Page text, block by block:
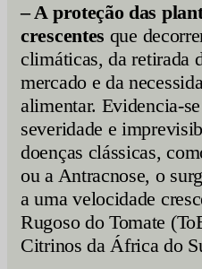
– A proteção das
crescentes que
climáticas, da retirada
mercado e da
alimentar. Evidencia-
severidade e
doenças clássicas,
ou a Antracnose, o
a uma velocidade
Rugoso do Tomate
Citrinos da África do